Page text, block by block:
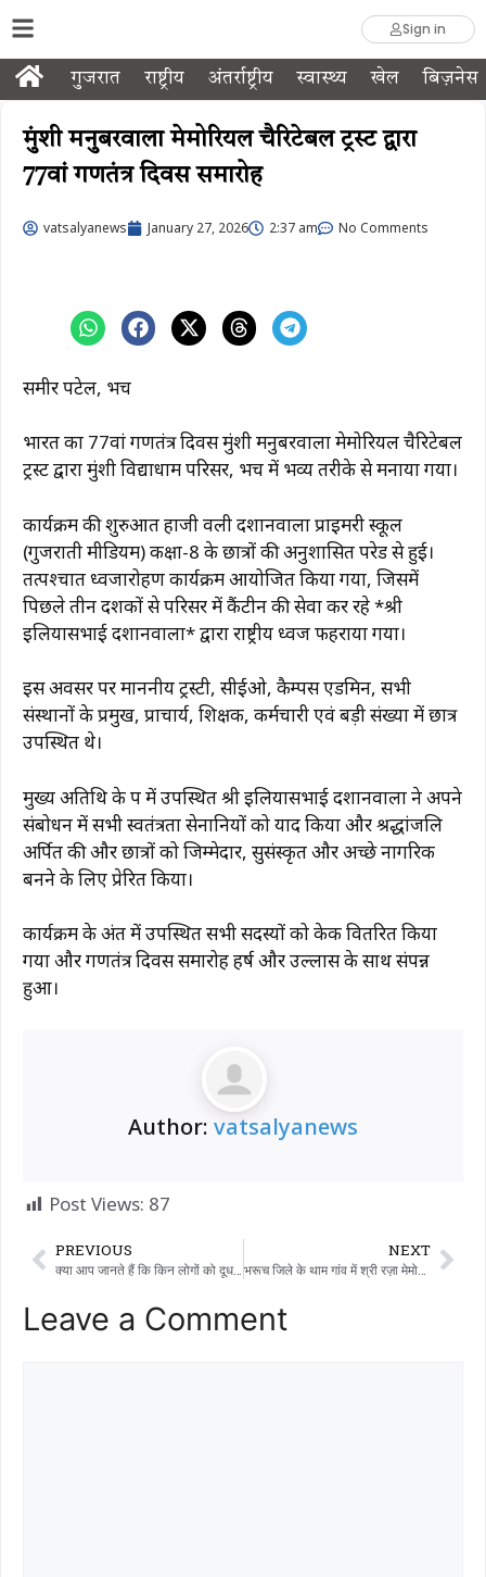
Sign in
गुजरात राष्ट्रीय अंतर्राष्ट्रीय स्वास्थ्य खेल बिज़नेस
मुंशी मनुबरवाला मेमोरियल चैरिटेबल ट्रस्ट द्वारा
77वां गणतंत्र दिवस समारोह
vatsalyanews January 27, 2026 2:37 am No Comments
समीर पटेल, भरूच
भारत का 77वां गणतंत्र दिवस मुंशी मनुबरवाला मेमोरियल चैरिटेबल
ट्रस्ट द्वारा मुंशी विद्याधाम परिसर, भरूच में भव्य तरीके से मनाया गया।
कार्यक्रम की शुरुआत हाजी वली दशानवाला प्राइमरी स्कूल
(गुजराती मीडियम) कक्षा-8 के छात्रों की अनुशासित परेड से हुई।
तत्पश्चात ध्वजारोहण कार्यक्रम आयोजित किया गया, जिसमें
पिछले तीन दशकों से परिसर में कैंटीन की सेवा कर रहे *श्री
इलियासभाई दशानवाला* द्वारा राष्ट्रीय ध्वज फहराया गया।
इस अवसर पर माननीय ट्रस्टी, सीईओ, कैम्पस एडमिन, सभी
संस्थानों के प्रमुख, प्राचार्य, शिक्षक, कर्मचारी एवं बड़ी संख्या में छात्र
उपस्थित थे।
मुख्य अतिथि के रूप में उपस्थित श्री इलियासभाई दशानवाला ने अपने
संबोधन में सभी स्वतंत्रता सेनानियों को याद किया और श्रद्धांजलि
अर्पित की और छात्रों को जिम्मेदार, सुसंस्कृत और अच्छे नागरिक
बनने के लिए प्रेरित किया।
कार्यक्रम के अंत में उपस्थित सभी सदस्यों को केक वितरित किया
गया और गणतंत्र दिवस समारोह हर्ष और उल्लास के साथ संपन्न
हुआ।
Author: vatsalyanews
Post Views: 87
PREVIOUS
क्या आप जानते हैं कि किन लोगों को दूध पीने से बचना चाहिए?
NEXT
भरूच जिले के थाम गांव में श्री रज़ा मेमोरियल हाई स्कूल ने 26 जनवरी को गणतंत्र दिवस मनाया।
Leave a Comment